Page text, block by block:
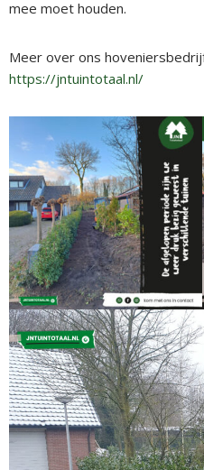
mee moet houden.
Meer over ons
https://jntuintotaal.nl/